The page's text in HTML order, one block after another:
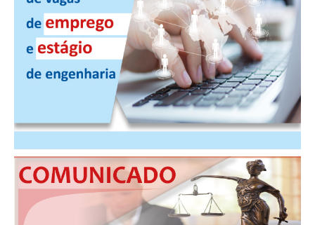
CADASTRO
ASSOCIE-SE
ATUALIZAÇÃO CADASTRAL